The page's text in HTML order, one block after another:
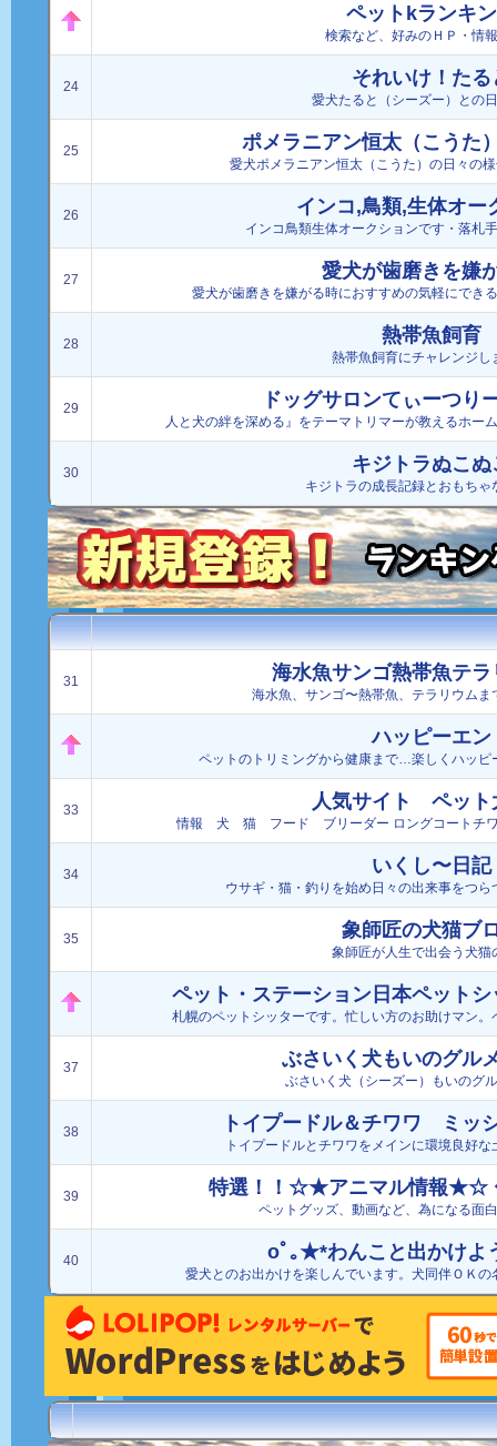
ペットkランキ
検索など、好みのＨＰ・情
24 それいけ！たる
愛犬たると（シーズー）との
25 ポメラニアン恒太（こうた
愛犬ポメラニアン恒太（こうた）の日々の
26 インコ,鳥類,生体オー
インコ鳥類生体オークションです・落札
27 愛犬が歯磨きを嫌
愛犬が歯磨きを嫌がる時におすすめの気軽にでき
28 熱帯魚飼育
熱帯魚飼育にチャレンジし
29 ドッグサロンてぃーつり
人と犬の絆を深める』をテーマトリマーが教えるホー
30 キジトラぬこぬ
キジトラの成長記録とおもちゃ
31 海水魚サンゴ熱帯魚テラ
海水魚、サンゴ〜熱帯魚、テラリウムま
ハッピーエン
ペットのトリミングから健康まで…楽しくハッピ
33 人気サイト ペット
情報 犬 猫 フード ブリーダー ロングコートチワ
34 いくし〜日記
ウサギ・猫・釣りを始め日々の出来事をつ
35 象師匠の犬猫ブ
象師匠が人生で出会う犬猫
ペット・ステーション日本ペット
札幌のペットシッターです。忙しい方のお助けマン
37 ぶさいく犬もいのグル
ぶさいく犬（シーズー）もいのグ
38 トイプードル＆チワワ ミッ
トイプードルとチワワをメインに環境良好
39 特選！！☆★アニマル情報★☆
ペットグッズ、動画など、為になる面
40 oﾟ｡★*わんこと出かけよ
愛犬とのお出かけを楽しんでいます。犬同伴ＯＫ